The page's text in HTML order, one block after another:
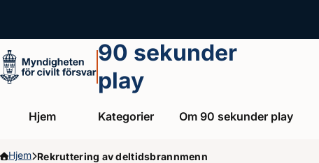
90 sekunder
play
Hjem Kategorier Om 90 sekunder play
Hjem Rekruttering av deltidsbrannmenn